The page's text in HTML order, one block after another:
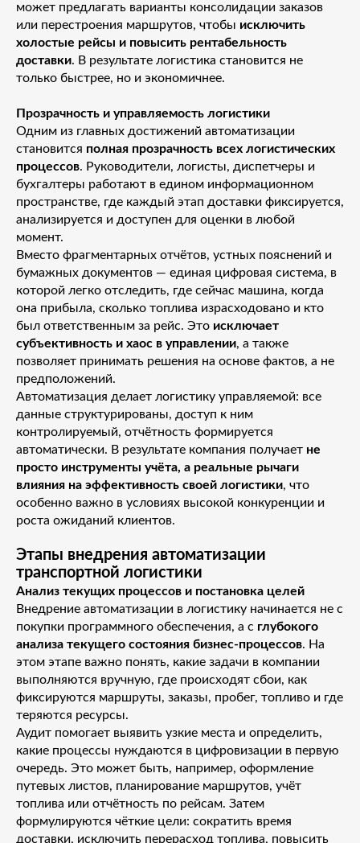
может предлагать варианты консолидации заказов
или перестроения маршрутов, чтобы исключить
холостые рейсы и повысить рентабельность
доставки. В результате логистика становится не
только быстрее, но и экономичнее.
Прозрачность и управляемость логистики
Одним из главных достижений автоматизации
становится полная прозрачность всех логистических
процессов. Руководители, логисты, диспетчеры и
бухгалтеры работают в едином информационном
пространстве, где каждый этап доставки фиксируется,
анализируется и доступен для оценки в любой
момент.
Вместо фрагментарных отчётов, устных пояснений и
бумажных документов — единая цифровая система, в
которой легко отследить, где сейчас машина, когда
она прибыла, сколько топлива израсходовано и кто
был ответственным за рейс. Это исключает
субъективность и хаос в управлении, а также
позволяет принимать решения на основе фактов, а не
предположений.
Автоматизация делает логистику управляемой: все
данные структурированы, доступ к ним
контролируемый, отчётность формируется
автоматически. В результате компания получает не
просто инструменты учёта, а реальные рычаги
влияния на эффективность своей логистики, что
особенно важно в условиях высокой конкуренции и
роста ожиданий клиентов.
Этапы внедрения автоматизации
транспортной логистики
Анализ текущих процессов и постановка целей
Внедрение автоматизации в логистику начинается не с
покупки программного обеспечения, а с глубокого
анализа текущего состояния бизнес-процессов. На
этом этапе важно понять, какие задачи в компании
выполняются вручную, где происходят сбои, как
фиксируются маршруты, заказы, пробег, топливо и где
теряются ресурсы.
Аудит помогает выявить узкие места и определить,
какие процессы нуждаются в цифровизации в первую
очередь. Это может быть, например, оформление
путевых листов, планирование маршрутов, учёт
топлива или отчётность по рейсам. Затем
формулируются чёткие цели: сократить время
доставки, исключить перерасход топлива, повысить